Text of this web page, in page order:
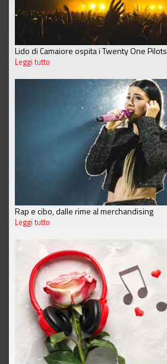
Lido di Camaiore ospita i Twenty One Pilots
Leggi tutto
Rap e cibo, dalle rime al merchandising
Leggi tutto